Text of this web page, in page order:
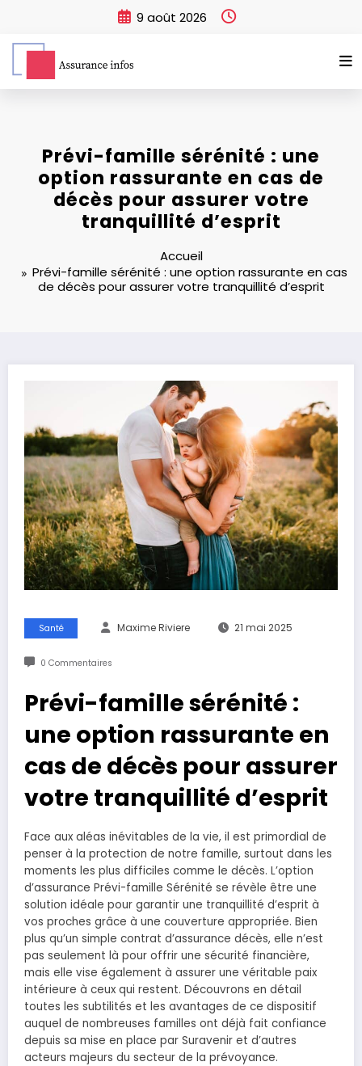
9 août 2026
Prévi-famille sérénité : une
option rassurante en cas de
décès pour assurer votre
tranquillité d’esprit
Accueil
Prévi-famille sérénité : une option rassurante en cas
de décès pour assurer votre tranquillité d’esprit
Santé Maxime Riviere 21 mai 2025
0 Commentaires
Prévi-famille sérénité :
une option rassurante en
cas de décès pour assurer
votre tranquillité d’esprit
Face aux aléas inévitables de la vie, il est primordial de
penser à la protection de notre famille, surtout dans les
moments les plus difficiles comme le décès. L’option
d’assurance Prévi-famille Sérénité se révèle être une
solution idéale pour garantir une tranquillité d’esprit à
vos proches grâce à une couverture appropriée. Bien
plus qu’un simple contrat d’assurance décès, elle n’est
pas seulement là pour offrir une sécurité financière,
mais elle vise également à assurer une véritable paix
intérieure à ceux qui restent. Découvrons en détail
toutes les subtilités et les avantages de ce dispositif
auquel de nombreuses familles ont déjà fait confiance
depuis sa mise en place par Suravenir et d’autres
acteurs majeurs du secteur de la prévoyance.